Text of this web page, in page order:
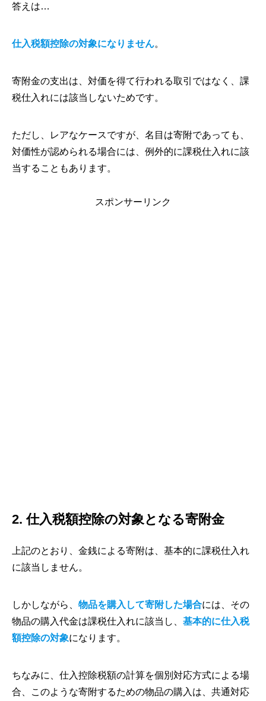
答えは…
仕入税額控除の対象になりません。
寄附金の支出は、対価を得て行われる取引ではなく、課
税仕入れには該当しないためです。
ただし、レアなケースですが、名目は寄附であっても、
対価性が認められる場合には、例外的に課税仕入れに該
当することもあります。
スポンサーリンク
2. 仕入税額控除の対象となる寄附金
上記のとおり、金銭による寄附は、基本的に課税仕入れ
に該当しません。
しかしながら、 物品を購入して寄附した場合には、その
物品の購入代金は課税仕入れに該当し、 基本的に仕入税
額控除の対象になります。
ちなみに、仕入控除税額の計算を個別対応方式による場
合、このような寄附するための物品の購入は、共通対応